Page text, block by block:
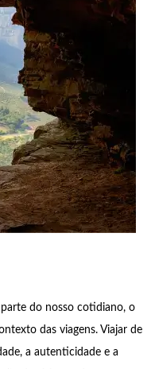
do nosso cotidiano, o
das viagens. Viajar de
a autenticidade e a